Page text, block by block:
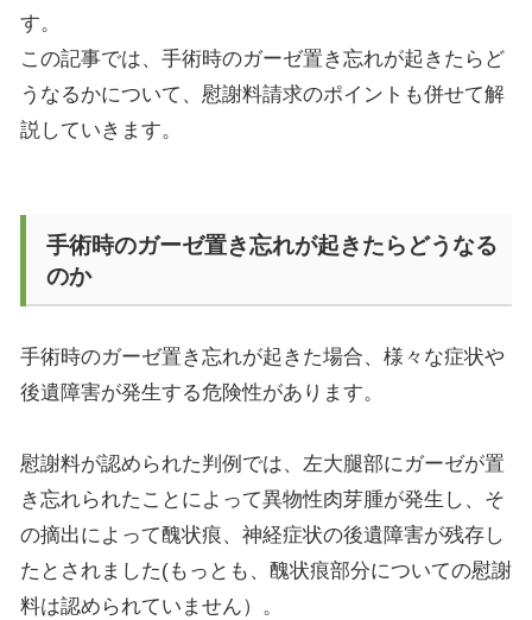
す。
この記事では、手術時のガーゼ置き忘れが起きたらど
うなるかについて、慰謝料請求のポイントも併せて解
説していきます。
手術時のガーゼ置き忘れが起きたらどうなる
のか
手術時のガーゼ置き忘れが起きた場合、様々な症状や
後遺障害が発生する危険性があります。
慰謝料が認められた判例では、左大腿部にガーゼが置
き忘れられたことによって異物性肉芽腫が発生し、そ
の摘出によって醜状痕、神経症状の後遺障害が残存し
たとされました(もっとも、醜状痕部分についての慰謝
料は認められていません）。